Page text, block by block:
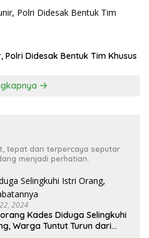
Polri Didesak Bentuk Tim Khusus
tepat dan terpercaya seputar
menjadi perhatian.
2024
Kades Diduga Selingkuhi
Warga Tuntut Turun dari